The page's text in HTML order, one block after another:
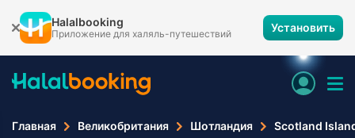
Halalbooking
Приложение для халяль-путешествий Установить
Главная Великобритания Шотландия Scotland